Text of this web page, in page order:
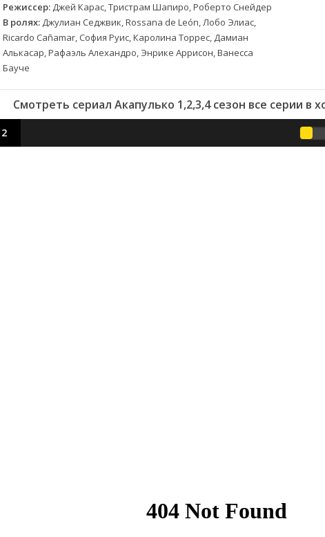
Франция
Режиссер: Джей Карас, Тристрам Шапиро, Роберто Снейдер
В ролях: Джулиан Седжвик, Rossana de León, Лобо Элиас,
Ricardo Cañamar, София Руис, Каролина Торрес, Дамиан
Алькасар, Рафаэль Алехандро, Энрике Аррисон, Ванесса
Бауче
Смотреть сериал Акапулько 1,2,3,4 сезон все серии в